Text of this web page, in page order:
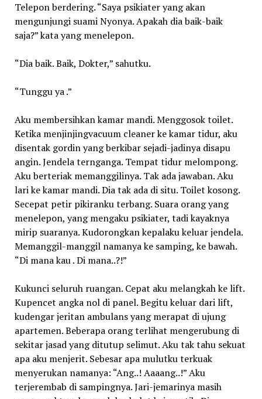
Telepon berdering. “Saya psikiater yang akan
mengunjungi suami Nyonya. Apakah dia baik-baik
saja?” kata yang menelepon.
“Dia baik. Baik, Dokter,” sahutku.
“Tunggu ya .”
Aku membersihkan kamar mandi. Menggosok toilet.
Ketika menjinjingvacuum cleaner ke kamar tidur, aku
disentak gordin yang berkibar sejadi-jadinya disapu
angin. Jendela ternganga. Tempat tidur melompong.
Aku berteriak memanggilinya. Tak ada jawaban. Aku
lari ke kamar mandi. Dia tak ada di situ. Toilet kosong.
Secepat petir pikiranku terbang. Suara orang yang
menelepon, yang mengaku psikiater, tadi kayaknya
mirip suaranya. Kudorongkan kepalaku keluar jendela.
Memanggil-manggil namanya ke samping, ke bawah.
“Di mana kau . Di mana..?!”
Kukunci seluruh ruangan. Cepat aku melangkah ke lift.
Kupencet angka nol di panel. Begitu keluar dari lift,
kudengar jeritan ambulans yang merapat di ujung
apartemen. Beberapa orang terlihat mengerubung di
sekitar jasad yang ditutup selimut. Aku tak tahu sekuat
apa aku menjerit. Sebesar apa mulutku terkuak
menyerukan namanya: “Ang..! Aaaang..!” Aku
terjerembab di sampingnya. Jari-jemarinya masih